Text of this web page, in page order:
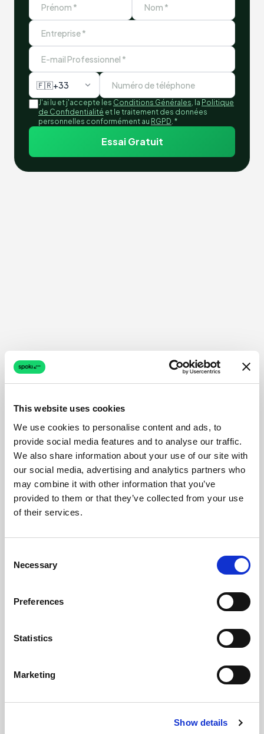
This website uses cookies
We use cookies to personalise content and ads, to
provide social media features and to analyse our traffic.
We also share information about your use of our site with
our social media, advertising and analytics partners who
may combine it with other information that you’ve
provided to them or that they’ve collected from your use
of their services.
Selection
Necessary
Preferences
Statistics
Marketing
Show details
🇫🇷+33
J'ai lu et j'accepte les Conditions Générales, la Politique
de Confidentialité et le traitement des données
personnelles conformément au RGPD. *
Essai Gratuit